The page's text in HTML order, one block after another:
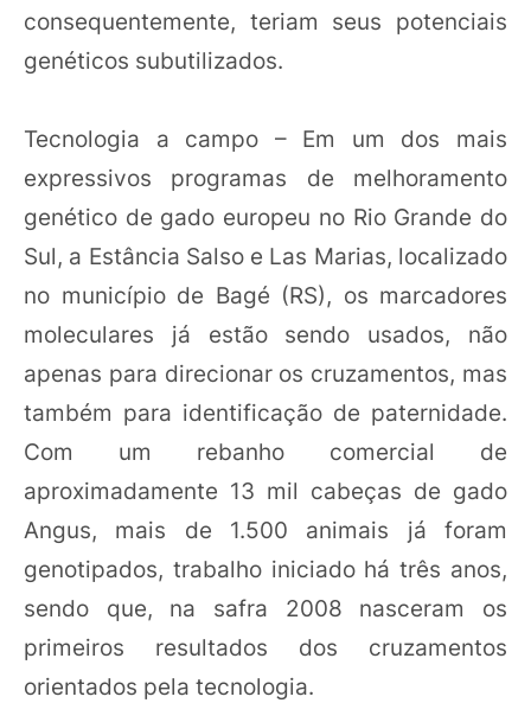
consequentemente, teriam seus potenciais
genéticos subutilizados.
Tecnologia a campo – Em um dos mais
expressivos programas de melhoramento
genético de gado europeu no Rio Grande do
Sul, a Estância Salso e Las Marias, localizado
no município de Bagé (RS), os marcadores
moleculares já estão sendo usados, não
apenas para direcionar os cruzamentos, mas
também para identificação de paternidade.
Com um rebanho comercial de
aproximadamente 13 mil cabeças de gado
Angus, mais de 1.500 animais já foram
genotipados, trabalho iniciado há três anos,
sendo que, na safra 2008 nasceram os
primeiros resultados dos cruzamentos
orientados pela tecnologia.